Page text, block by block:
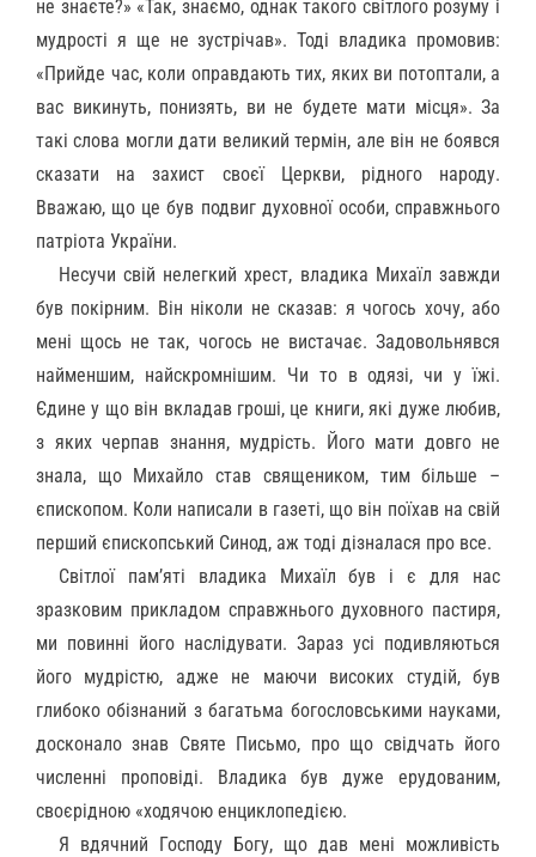
не знаєте?» «Так, знаємо, однак такого світлого розуму і
мудрості я ще не зустрічав». Тоді владика промовив:
«Прийде час, коли оправдають тих, яких ви потоптали, а
вас викинуть, понизять, ви не будете мати місця». За
такі слова могли дати великий термін, але він не боявся
сказати на захист своєї Церкви, рідного народу.
Вважаю, що це був подвиг духовної особи, справжнього
патріота України.
Несучи свій нелегкий хрест, владика Михаїл завжди
був покірним. Він ніколи не сказав: я чогось хочу, або
мені щось не так, чогось не вистачає. Задовольнявся
найменшим, найскромнішим. Чи то в одязі, чи у їжі.
Єдине у що він вкладав гроші, це книги, які дуже любив,
з яких черпав знання, мудрість. Його мати довго не
знала, що Михайло став священиком, тим більше –
єпископом. Коли написали в газеті, що він поїхав на свій
перший єпископський Синод, аж тоді дізналася про все.
Світлої пам’яті владика Михаїл був і є для нас
зразковим прикладом справжнього духовного пастиря,
ми повинні його наслідувати. Зараз усі подивляються
його мудрістю, адже не маючи високих студій, був
глибоко обізнаний з багатьма богословськими науками,
досконало знав Святе Письмо, про що свідчать його
численні проповіді. Владика був дуже ерудованим,
своєрідною «ходячою енциклопедією.
Я вдячний Господу Богу, що дав мені можливість